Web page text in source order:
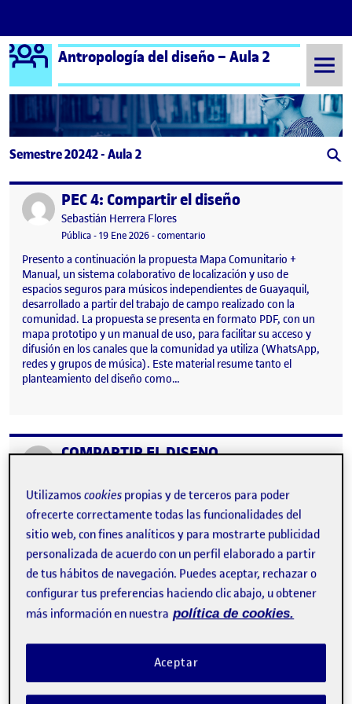
Saltar al contenido
Logo Ágora
Antropología del diseño – Aula 2
Semestre 20242 - Aula 2
Publicado porPEC 4: Compartir el diseño
Publicado por
Sebastián Herrera Flores
Visibilidad:
Pública-Fecha de publicación
19 Ene 202619 enero, 2026 7:33 pm
-comentario
Presento a continuación la propuesta Mapa Comunitario +
Manual, un sistema colaborativo de localización y uso de
espacios seguros para músicos independientes de Guayaquil,
desarrollado a partir del trabajo de campo realizado con la
comunidad. La propuesta se presenta en formato PDF, con un
mapa prototipo y un manual de uso, para facilitar su acceso y
difusión en los canales que la comunidad ya utiliza (WhatsApp,
redes y grupos de música). Este material resume tanto el
planteamiento del diseño como…
Publicado porCOMPARTIR EL DISEÑO
Visibilidad:Fecha de publicación
15 Jun 2025 - comentario en COMPARTIR EL DISEÑO
Utilizamoscookies propias y de terceros para poder
ofrecerte correctamente todas las funcionalidades del
sitio web, con fines analíticos y para mostrarte publicidad
personalizada de acuerdo con un perfil elaborado a partir
de tus hábitos de navegación. Puedes aceptar, rechazar o
configurar tus preferencias haciendo clic abajo, u obtener
más información en nuestra política de cookies.
Aceptar